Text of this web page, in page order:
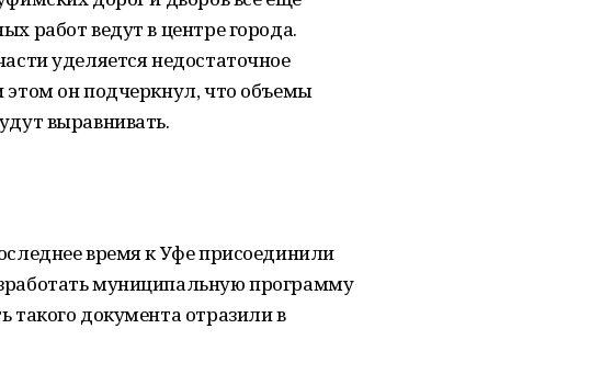
работ ведут в центре города.
уделяется недостаточное
он подчеркнул, что объемы
выравнивать.
время к Уфе присоединили
муниципальную программу
такого документа отразили в